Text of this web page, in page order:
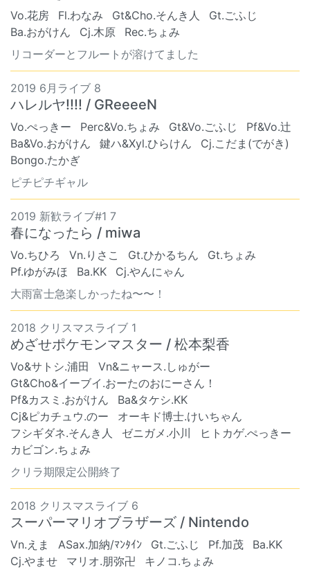
Vo.花房 Fl.わなみ Gt&Cho.そんき人
Gt.ごふじ
Ba.おがけん
Cj.木原
Rec.ちょみ
リコーダーとフルートが溶けてました
2019 6月ライブ 8
ハレルヤ!!!! / GReeeeN
Vo.ぺっきー Perc&Vo.ちょみ Gt&Vo.ごふじ
Pf&Vo.辻
Ba&Vo.おがけん
鍵ハ&Xyl.ひらけん
Cj.こだま(でがき)
Bongo.たかぎ
ピチピチギャル
2019 新歓ライブ#1 7
春になったら / miwa
Vo.ちひろ Vn.りさこ Gt.ひかるちん
Gt.ちょみ
Pf.ゆがみほ
Ba.KK
Cj.やんにゃん
大雨富士急楽しかったね〜〜！
2018 クリスマスライブ 1
めざせポケモンマスター / 松本梨香
Vo&サトシ.浦田
Vn&ニャース.しゅがー
Gt&Cho&イーブイ.おーたのおにーさん！
Pf&カスミ.おがけん
Ba&タケシ.KK
Cj&ピカチュウ.のー
オーキド博士.けいちゃん
フシギダネ.そんき人
ゼニガメ.小川
ヒトカゲ.ぺっきー
カビゴン.ちょみ
クリラ期限定公開終了
2018 クリスマスライブ 6
スーパーマリオブラザーズ / Nintendo
Vn.えま ASax.加納/ﾏﾝﾀｲﾝ Gt.ごふじ Pf.加茂
Ba.KK
Cj.やませ
マリオ.朋弥卍
キノコ.ちょみ